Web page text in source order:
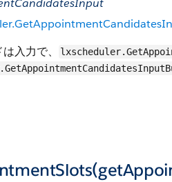
入力で、